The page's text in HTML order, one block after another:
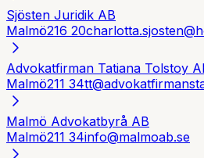
Sjösten Juridik AB
Malmö216 20
Advokatfirman Tatiana Tolstoy
Malmö211 34
Malmö Advokatbyrå AB
Malmö211 34info@malmoab.se